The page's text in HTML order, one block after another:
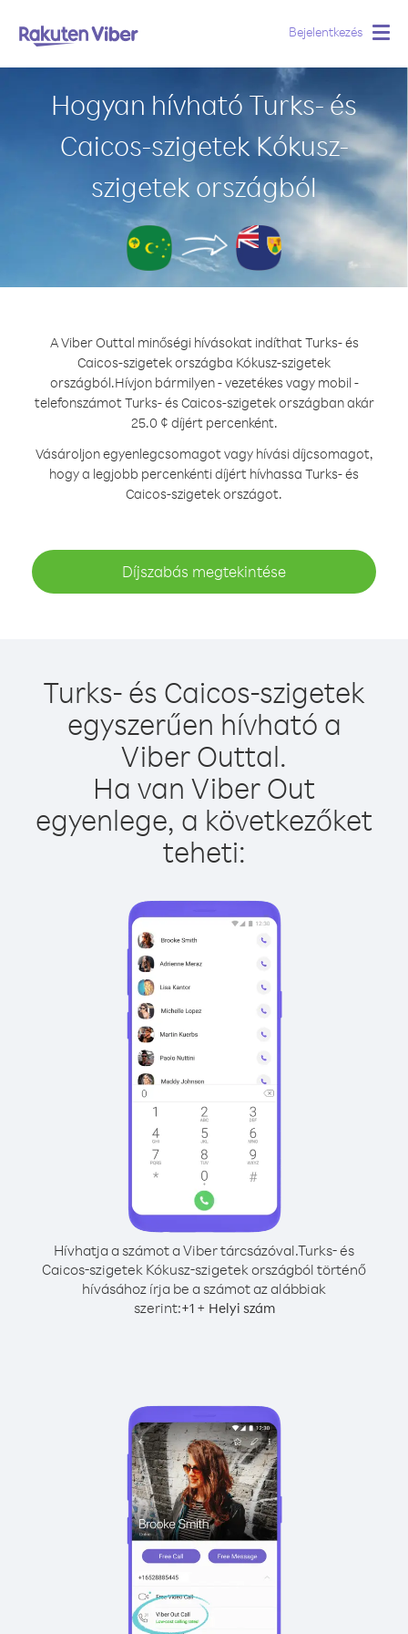
Bejelentkezés
Hogyan hívható Turks- és
Caicos-szigetek Kókusz-
szigetek országból
A Viber Outtal minőségi hívásokat indíthat Turks- és
Caicos-szigetek országba Kókusz-szigetek
országból.Hívjon bármilyen - vezetékes vagy mobil -
telefonszámot Turks- és Caicos-szigetek országban akár
25.0 ¢ díjért percenként.
Vásároljon egyenlegcsomagot vagy hívási díjcsomagot,
hogy a legjobb percenkénti díjért hívhassa Turks- és
Caicos-szigetek országot.
Díjszabás megtekintése
Turks- és Caicos-szigetek
egyszerűen hívható a
Viber Outtal.
Ha van Viber Out
egyenlege, a következőket
teheti:
Hívhatja a számot a Viber tárcsázóval.Turks- és
Caicos-szigetek Kókusz-szigetek országból történő
hívásához írja be a számot az alábbiak
szerint:+1+ Helyi szám